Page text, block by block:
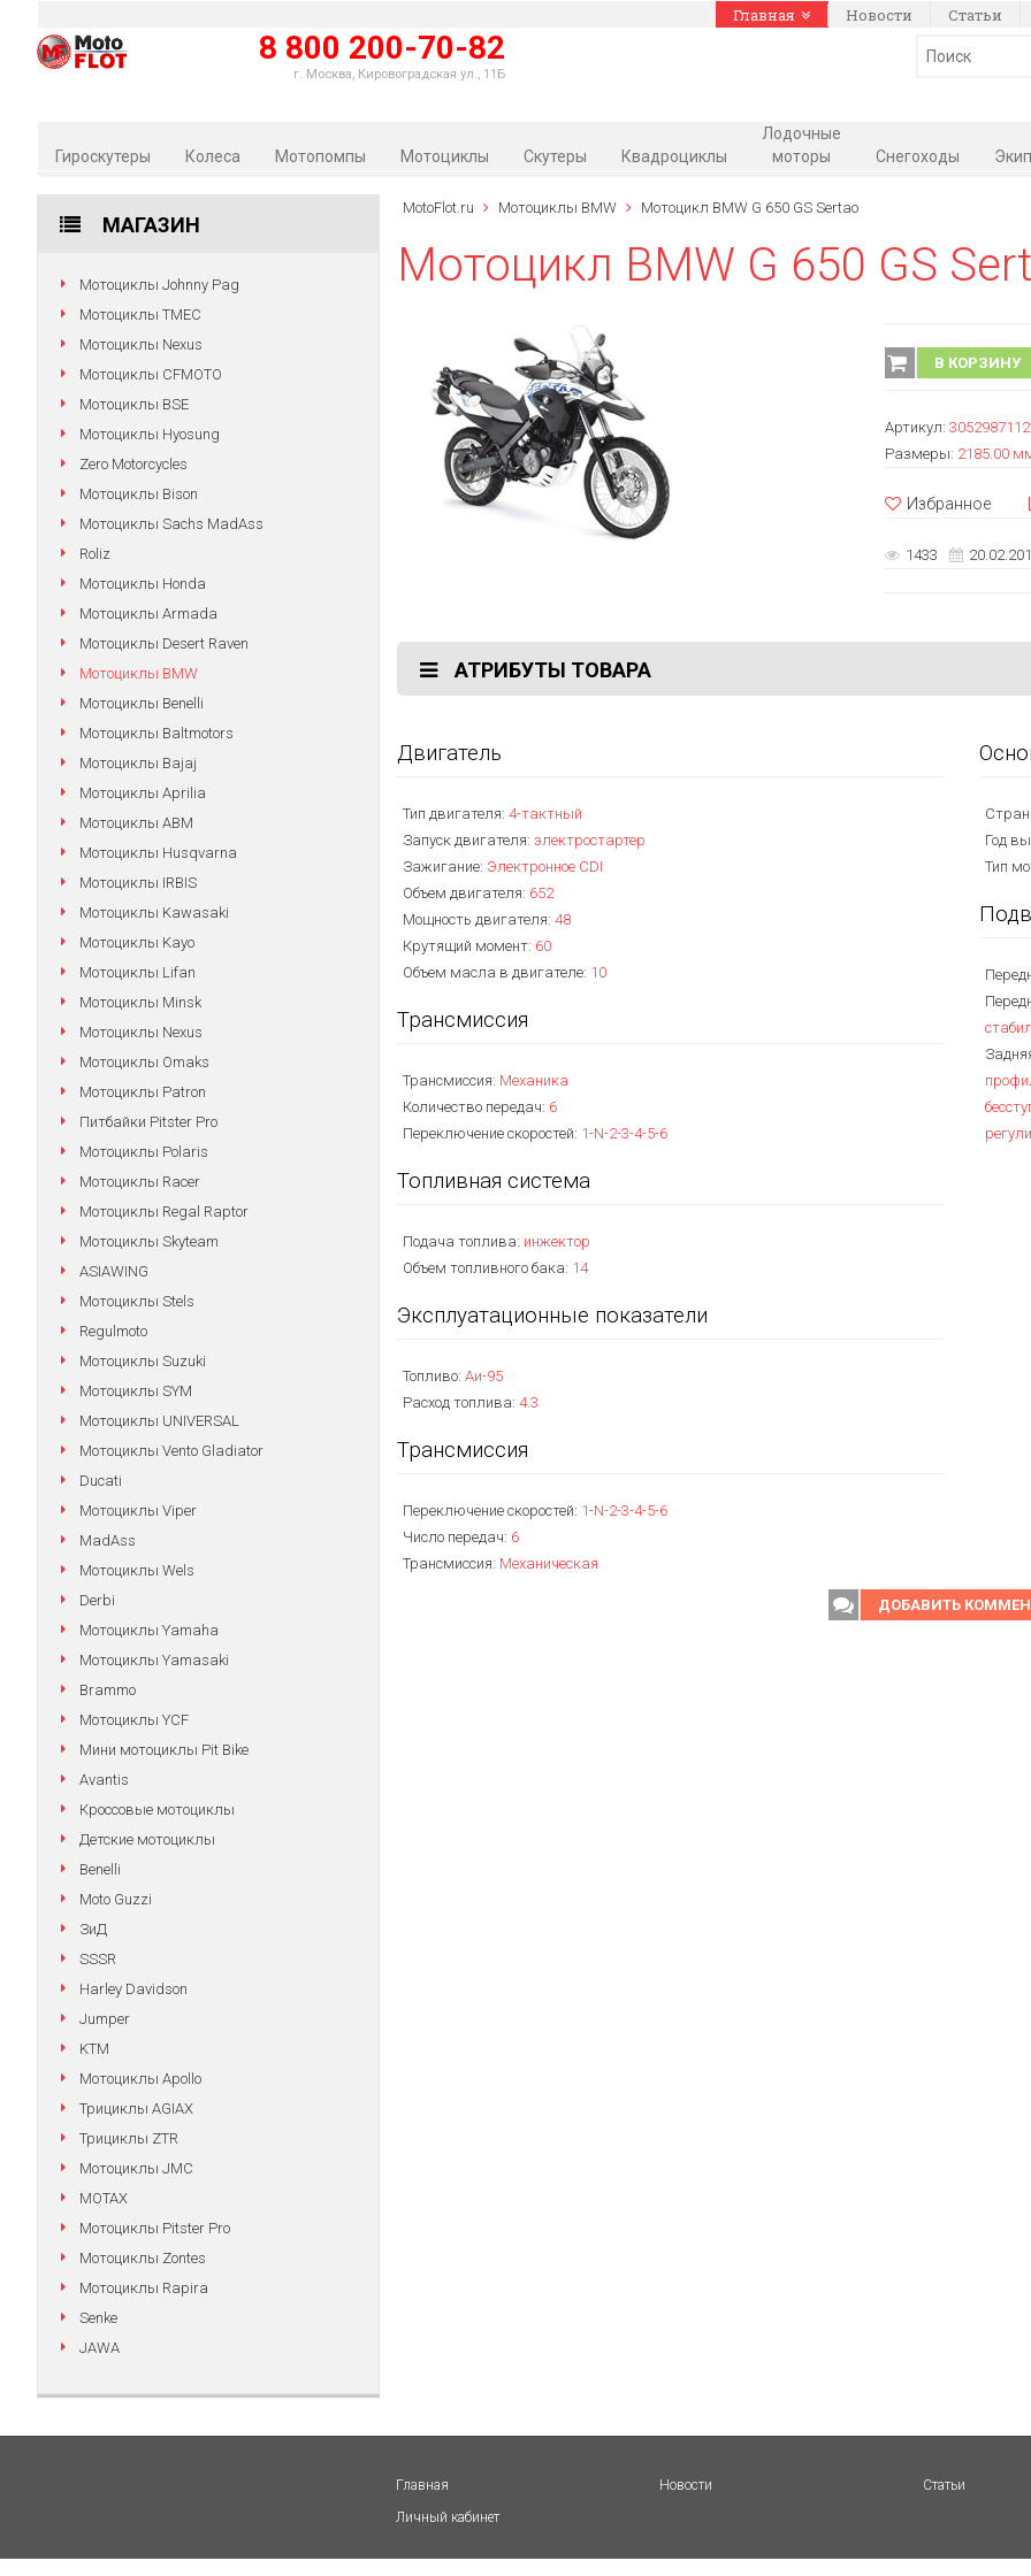
Главная Новости Статьи
8 800 200-70-82
г. Москва, Кировоградская ул., 11Б
Гироскутеры Колеса Мотопомпы Мотоциклы Скутеры Квадроциклы
Лодочные
моторы
Снегоходы
МАГАЗИН
Мотоциклы Johnny Pag
Мотоциклы TMEC
Мотоциклы Nexus
Мотоциклы CFMOTO
Мотоциклы BSE
Мотоциклы Hyosung
Zero Motorcycles
Мотоциклы Bison
Мотоциклы Sachs MadAss
Roliz
Мотоциклы Honda
Мотоциклы Armada
Мотоциклы Desert Raven
Мотоциклы BMW
Мотоциклы Benelli
Мотоциклы Baltmotors
Мотоциклы Bajaj
Мотоциклы Aprilia
Мотоциклы АВМ
Мотоциклы Husqvarna
Мотоциклы IRBIS
Мотоциклы Kawasaki
Мотоциклы Kayo
Мотоциклы Lifan
Мотоциклы Minsk
Мотоциклы Nexus
Мотоциклы Omaks
Мотоциклы Patron
Питбайки Pitster Pro
Мотоциклы Polaris
Мотоциклы Racer
Мотоциклы Regal Raptor
Мотоциклы Skyteam
ASIAWING
Мотоциклы Stels
Regulmoto
Мотоциклы Suzuki
Мотоциклы SYM
Мотоциклы UNIVERSAL
Мотоциклы Vento Gladiator
Ducati
Мотоциклы Viper
MadAss
Мотоциклы Wels
Derbi
Мотоциклы Yamaha
Мотоциклы Yamasaki
Brammo
Мотоциклы YCF
Мини мотоциклы Pit Bike
Avantis
Кроссовые мотоциклы
Детские мотоциклы
Benelli
Moto Guzzi
ЗиД
SSSR
Harley Davidson
Jumper
KTM
Мотоциклы Apollo
Трициклы AGIAX
Трициклы ZTR
Мотоциклы JMC
MOTAX
Мотоциклы Pitster Pro
Мотоциклы Zontes
Мотоциклы Rapira
Senke
JAWA
MotoFlot.ru Мотоциклы BMW Мотоцикл BMW G 650 GS Sertao
Мотоцикл BMW G 650 GS
В КОРЗИНУ
Артикул:
Размеры: 2185.00
Избранное
1433
АТРИБУТЫ ТОВАРА
Двигатель
Тип двигателя: 4-тактный
Запуск двигателя: электростартер
Зажигание: Электронное CDI
Объем двигателя: 652
Мощность двигателя: 48
Крутящий момент: 60
Объем масла в двигателе: 10
Трансмиссия
Трансмиссия: Механика
Количество передач: 6
Переключение скоростей: 1-N-2-3-4-5-6
Топливная система
Подача топлива: инжектор
Объем топливного бака: 14
Эксплуатационные показатели
Топливо: Аи-95
Расход топлива: 4.3
Трансмиссия
Переключение скоростей: 1-N-2-3-4-5-6
Число передач: 6
Трансмиссия: Механическая
Год
Тип
ДОБАВИТЬ
Главная Новости
Статьи
Личный кабинет